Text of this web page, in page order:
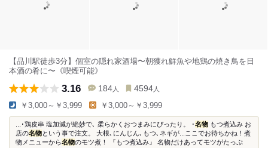
【品川駅徒歩3分】個室の隠れ家酒場〜朝獲れ鮮魚や地鶏の焼き鳥を日
本酒の肴に〜《喫煙可能》
3.16 184 人 4594 人
￥3,000～￥3,999 ￥3,000～￥3,999
...･鶏皮串 塩加減が絶妙で､ 柔らかくおつまみにぴったり。 ･名物 もつ煮込み お
店の名物という事で注文。 大根､にんじん､もつ､ネギが...ここでお待ちかね！煮
物メニューから名物のモツ煮！ 『もつ煮込み』 名物だけあってモツがたっぷ